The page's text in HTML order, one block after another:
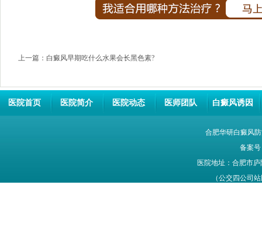
上一篇： 白癜风早期吃什么水果会长黑色素?
医院首页 医院简介 医院动态 医师团队 白癜风诱因
合肥华研白癜风
备案号
医院地址：合肥市
（公交四公司